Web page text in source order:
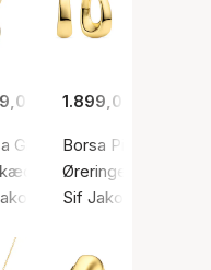
sterling 925
/ Forgyldt sølv sterling
kr.
Grande Necklace
Guld farve / Forgyldt
Jewellery
1.899,00 kr.
Borsa Pianura
Øreringe, Guld
Sif Jakobs